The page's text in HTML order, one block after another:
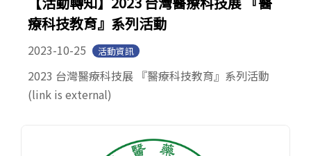
療科技教育』系列活動
2023-10-25 活動資訊
2023 台灣醫療科技展 『醫療科技教育』系列活動
(link is external)